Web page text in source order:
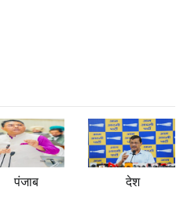
पंजाब देश